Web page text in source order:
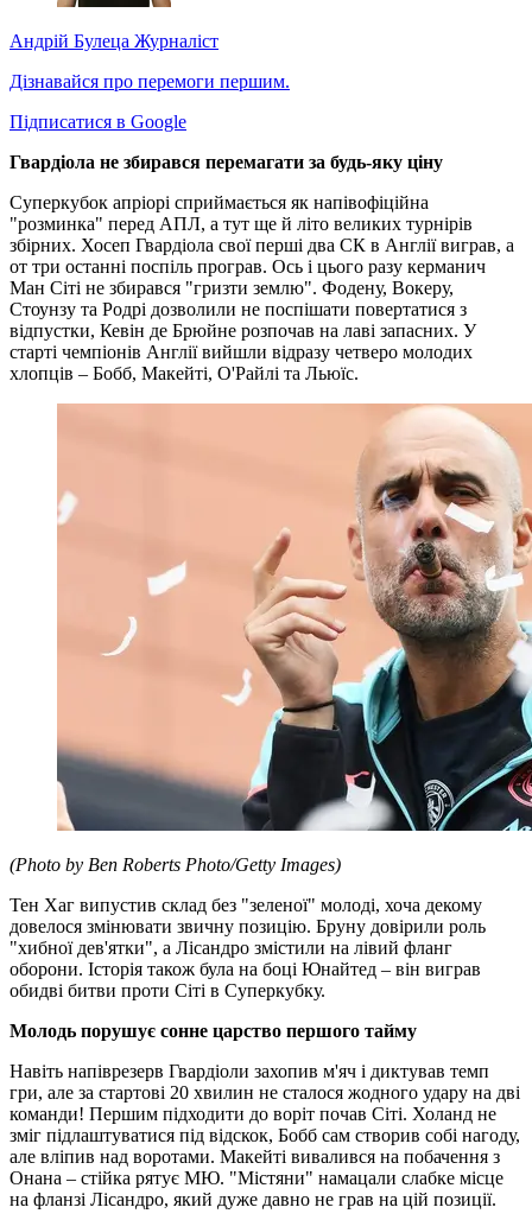
Андрій Булеца Журналіст
Дізнавайся про перемоги першим.
Підписатися в Google
Гвардіола не збирався перемагати за будь-яку ціну
Суперкубок апріорі сприймається як напівофіційна
"розминка" перед АПЛ, а тут ще й літо великих турнірів
збірних. Хосеп Гвардіола свої перші два СК в Англії виграв, а
от три останні поспіль програв. Ось і цього разу керманич
Ман Сіті не збирався "гризти землю". Фодену, Вокеру,
Стоунзу та Родрі дозволили не поспішати повертатися з
відпустки, Кевін де Брюйне розпочав на лаві запасних. У
старті чемпіонів Англії вийшли відразу четверо молодих
хлопців – Бобб, Макейті, О'Райлі та Льюїс.
(Photo by Ben Roberts Photo/Getty Images)
Тен Хаг випустив склад без "зеленої" молоді, хоча декому
довелося змінювати звичну позицію. Бруну довірили роль
"хибної дев'ятки", а Лісандро змістили на лівий фланг
оборони. Історія також була на боці Юнайтед – він виграв
обидві битви проти Сіті в Суперкубку.
Молодь порушує сонне царство першого тайму
Навіть напіврезерв Гвардіоли захопив м'яч і диктував темп
гри, але за стартові 20 хвилин не сталося жодного удару на дві
команди! Першим підходити до воріт почав Сіті. Холанд не
зміг підлаштуватися під відскок, Бобб сам створив собі нагоду,
але вліпив над воротами. Макейті вивалився на побачення з
Онана – стійка рятує МЮ. "Містяни" намацали слабке місце
на фланзі Лісандро, який дуже давно не грав на цій позиції.